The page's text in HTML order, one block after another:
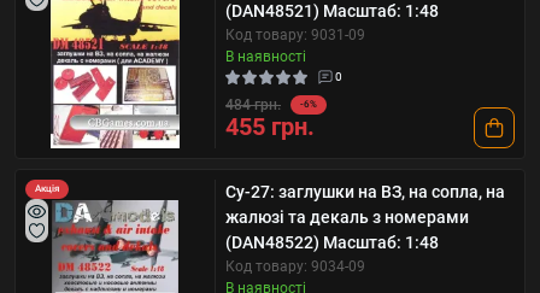
(DAN48521) Масштаб: 1:48
Код товару: 9031-09
В наявності
0
484 грн. -6%
455 грн.
Акція
Су-27: заглушки на ВЗ, на сопла, на
жалюзі та декаль з номерами
(DAN48522) Масштаб: 1:48
Код товару: 9034-09
В наявності